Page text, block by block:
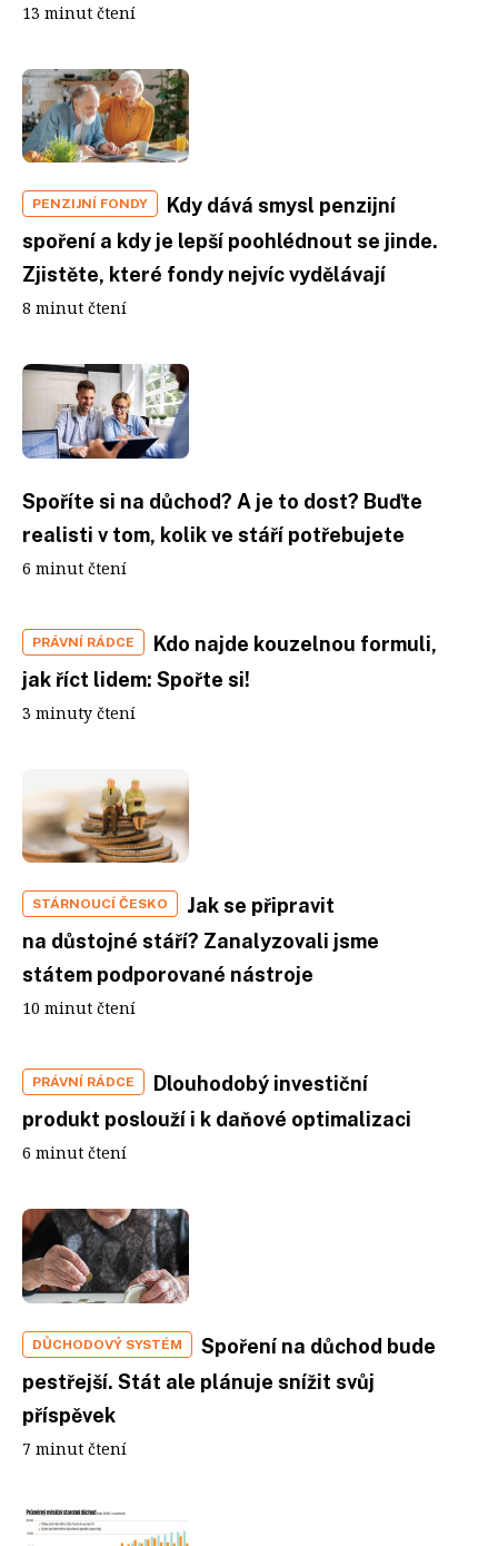
13 minut čtení
PENZIJNÍ FONDY
Kdy dává smysl penzijní
spoření a kdy je lepší poohlédnout se jinde.
Zjistěte, které fondy nejvíc vydělávají
8 minut čtení
Spoříte si na důchod? A je to dost? Buďte
realisti v tom, kolik ve stáří potřebujete
6 minut čtení
PRÁVNÍ RÁDCE
Kdo najde kouzelnou formuli,
jak říct lidem: Spořte si!
3 minuty čtení
STÁRNOUCÍ ČESKO
Jak se připravit
na důstojné stáří? Zanalyzovali jsme
státem podporované nástroje
10 minut čtení
PRÁVNÍ RÁDCE
Dlouhodobý investiční
produkt poslouží i k daňové optimalizaci
6 minut čtení
DŮCHODOVÝ SYSTÉM
Spoření na důchod bude
pestřejší. Stát ale plánuje snížit svůj
příspěvek
7 minut čtení